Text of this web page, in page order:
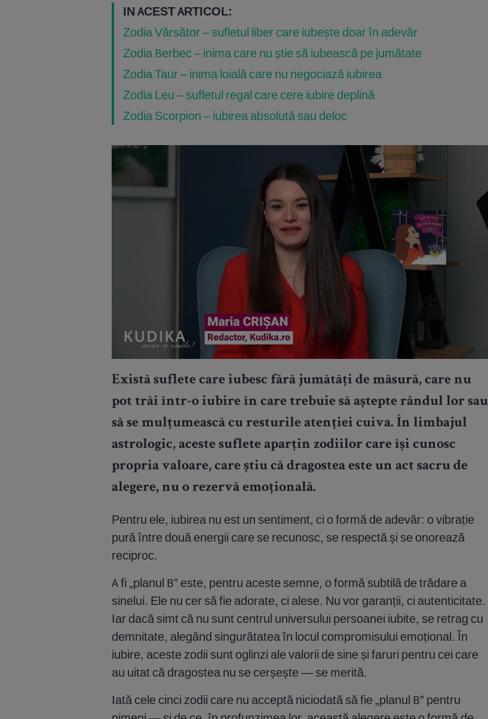
IN ACEST ARTICOL:
Zodia Vărsător – sufletul liber care iubește doar în adevăr
Zodia Berbec – inima care nu știe să iubească pe jumătate
Zodia Taur – inima loială care nu negociază iubirea
Zodia Leu – sufletul regal care cere iubire deplină
Zodia Scorpion – iubirea absolută sau deloc
Există suflete care iubesc fără jumătăți de măsură, care nu
pot trăi într-o iubire în care trebuie să aștepte rândul lor sau
să se mulțumească cu resturile atenției cuiva. În limbajul
astrologic, aceste suflete aparțin zodiilor care își cunosc
propria valoare, care știu că dragostea este un act sacru de
alegere, nu o rezervă emoțională.
Pentru ele, iubirea nu est un sentiment, ci o formă de adevăr: o vibrație
pură între două energii care se recunosc, se respectă și se onorează
reciproc.
A fi „planul B” este, pentru aceste semne, o formă subtilă de trădare a
sinelui. Ele nu cer să fie adorate, ci alese. Nu vor garanții, ci autenticitate.
Iar dacă simt că nu sunt centrul universului persoanei iubite, se retrag cu
demnitate, alegând singurătatea în locul compromisului emoțional. În
iubire, aceste zodii sunt oglinzi ale valorii de sine și faruri pentru cei care
au uitat că dragostea nu se cerșește — se merită.
Iată cele cinci zodii care nu acceptă niciodată să fie „planul B” pentru